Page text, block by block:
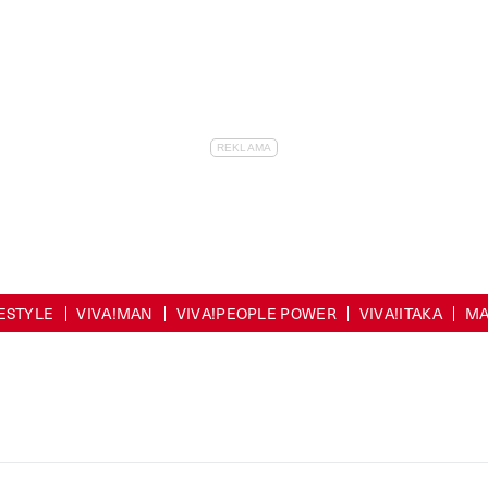
VIVA!MAN VIVA!PEOPLE POWER VIVA!ITAKA